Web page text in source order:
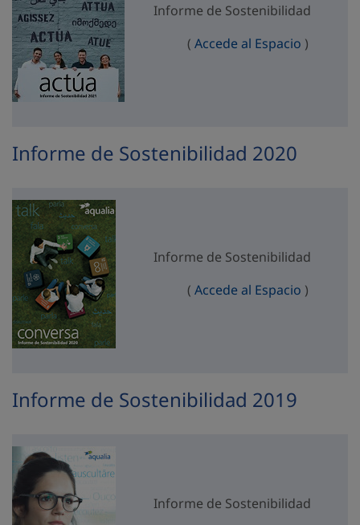
Informe de Sostenibilidad
(Accede al Espacio Informe
)
Informe de Sostenibilidad 2020
Informe de Sostenibilidad
(Accede al Espacio Informe
)
Informe de Sostenibilidad 2019
Informe de Sostenibilidad